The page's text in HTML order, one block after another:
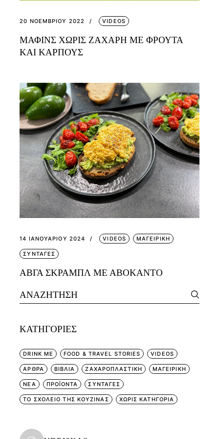
20 ΝΟΕΜΒΡΊΟΥ 2022 VIDEOS
ΜΑΦΙΝΣ ΧΩΡΙΣ ΖΑΧΑΡΗ ΜΕ ΦΡΟΥΤΑ
ΚΑΙ ΚΑΡΠΟΥΣ
14 ΙΑΝΟΥΑΡΊΟΥ 2024 VIDEOS ΜΑΓΕΙΡΙΚΗ
ΣΥΝΤΑΓΕΣ
ΑΒΓΑ ΣΚΡΑΜΠΛ ΜΕ ΑΒΟΚΑΝΤΟ
Search
for:
KΑΤΗΓΟΡΊΕΣ
DRINK ME FOOD & TRAVEL STORIES VIDEOS
ΑΡΘΡΑ ΒΙΒΛΙΑ ΖΑΧΑΡΟΠΛΑΣΤΙΚΗ ΜΑΓΕΙΡΙΚΗ
ΝΕΑ ΠΡΟΪΟΝΤΑ ΣΥΝΤΑΓΕΣ
ΤΟ ΣΧΟΛΕΙΟ ΤΗΣ ΚΟΥΖΙΝΑΣ ΧΩΡΊΣ ΚΑΤΗΓΟΡΊΑ